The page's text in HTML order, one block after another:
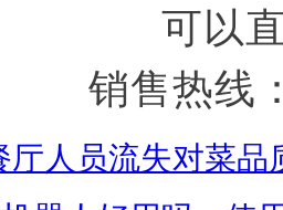
可以
销售热线
厅人员流失对菜品